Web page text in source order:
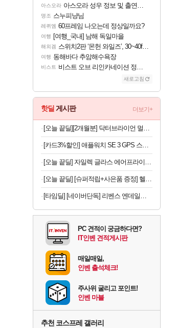
아스오라 아스오라 성우 정보 및 출연작 모음
명조 스누피냥님
레퀴엠 60프레임 나오는데 정상일까요?
여행 [여행_국내] 남해 독일마을
해외겜 스위치2판 ‘몬헌 와일즈’, 30~40fps 목표 추정
여행 동해바다 추암해수욕장
비스트 비스트 오브 리인카네이션 정보/공략글 모음
새로고침
핫딜 게시판 더보기+
[오늘 끝딜][2개월분] 닥터브라이언 멀티비타민 피치 레몬맛 젤리 멀티구미 100구미, 2개
[카드3%할인] 애플워치 SE 3 GPS 스타라이트, 40mm, 스타라이트 스포츠밴드 (S/M)
[오늘 끝딜] 자일렉 글라스 에어프라이어 6L 대용량 유리 바스켓
[오늘 끝딜] [슈퍼적립+사은품 증정] 헬스헬퍼 맥스컷 프로 크롬 추성훈 다이어트 혈당 체지방 컷팅제 120캡슐, 5개
[타임딜] [네이버단독] 리벤스 엔데일리 엠보싱 아기물티슈 100매, 10개
PC 견적이 궁금하다면?
IT인벤 견적게시판
매일매일,
인벤 출석체크!
주사위 굴리고 포인트!
인벤 마블
추천 코스프레 갤러리